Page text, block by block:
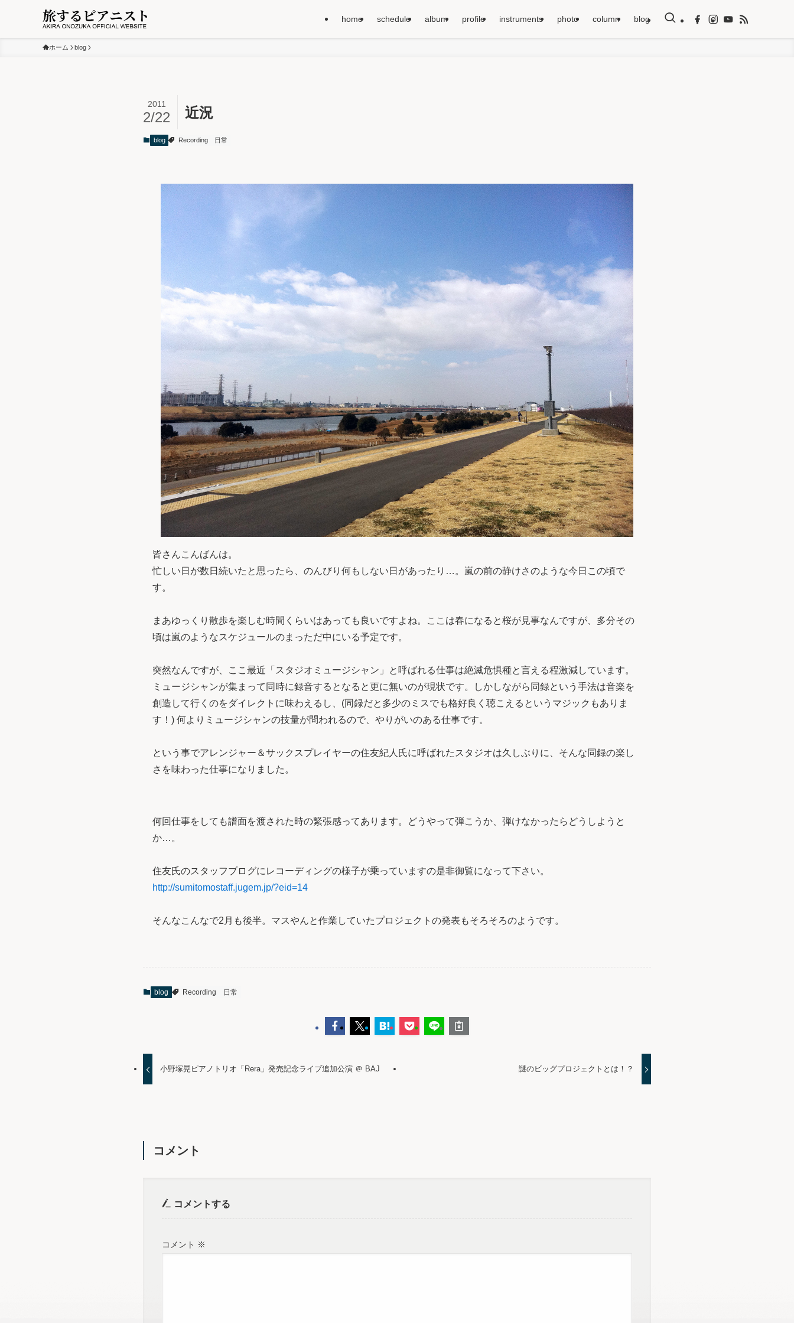
home schedule album profile instruments photo column blog
ホーム blog
近況
2011
2/22
blog Recording 日常
皆さんこんばんは。
忙しい日が数日続いたと思ったら、のんびり何もしない日があったり…。嵐の前の静けさのような今日この頃で
す。
まあゆっくり散歩を楽しむ時間くらいはあっても良いですよね。ここは春になると桜が見事なんですが、多分その
頃は嵐のようなスケジュールのまっただ中にいる予定です。
突然なんですが、ここ最近「スタジオミュージシャン」と呼ばれる仕事は絶滅危惧種と言える程激減しています。
ミュージシャンが集まって同時に録音するとなると更に無いのが現状です。しかしながら同録という手法は音楽を
創造して行くのをダイレクトに味わえるし、(同録だと多少のミスでも格好良く聴こえるというマジックもありま
す！) 何よりミュージシャンの技量が問われるので、やりがいのある仕事です。
という事でアレンジャー＆サックスプレイヤーの住友紀人氏に呼ばれたスタジオは久しぶりに、そんな同録の楽し
さを味わった仕事になりました。
何回仕事をしても譜面を渡された時の緊張感ってあります。どうやって弾こうか、弾けなかったらどうしようと
か…。
住友氏のスタッフブログにレコーディングの様子が乗っていますの是非御覧になって下さい。
http://sumitomostaff.jugem.jp/?eid=14
そんなこんなで2月も後半。マスやんと作業していたプロジェクトの発表もそろそろのようです。
blog Recording 日常
小野塚晃ピアノトリオ「Rera」発売記念ライブ追加公演 ＠ BAJ 謎のビッグプロジェクトとは！？
コメント
コメントする
コメント ※